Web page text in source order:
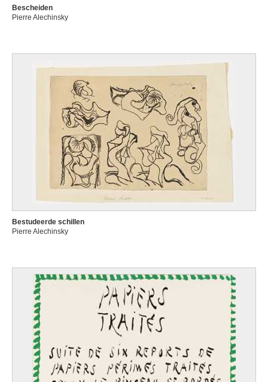
Bescheiden
Pierre Alechinsky
Bestudeerde schillen
Pierre Alechinsky